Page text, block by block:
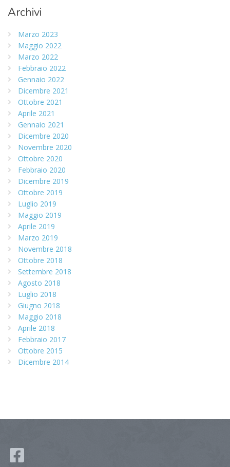
Archivi
Marzo 2023
Maggio 2022
Marzo 2022
Febbraio 2022
Gennaio 2022
Dicembre 2021
Ottobre 2021
Aprile 2021
Gennaio 2021
Dicembre 2020
Novembre 2020
Ottobre 2020
Febbraio 2020
Dicembre 2019
Ottobre 2019
Luglio 2019
Maggio 2019
Aprile 2019
Marzo 2019
Novembre 2018
Ottobre 2018
Settembre 2018
Agosto 2018
Luglio 2018
Giugno 2018
Maggio 2018
Aprile 2018
Febbraio 2017
Ottobre 2015
Dicembre 2014